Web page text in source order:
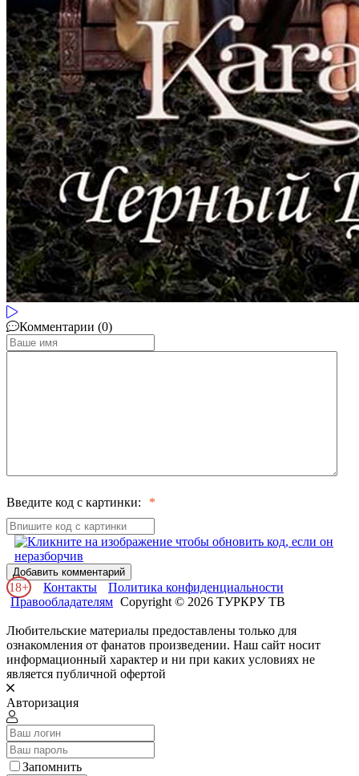
Комментарии (0)
Введите код с картинки:
Добавить комментарий
18+ Контакты
Политика конфиденциальности
Правообладателям Copyright © 2026 ТУРКРУ ТВ
Любительские материалы предоставлены только для
ознакомления от фанатов произведении. Наш сайт носит
информационный характер и ни при каких условиях не
является публичной офертой
Авторизация
Запомнить